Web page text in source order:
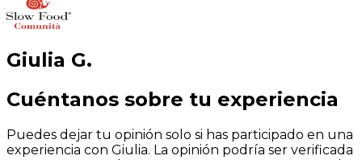
Giulia G.
Cuéntanos sobre tu experiencia
Puedes dejar tu opinión solo si has participado en una
experiencia con Giulia. La opinión podría ser verificada